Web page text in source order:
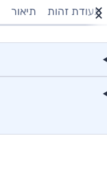
תעודת זהות תיאור